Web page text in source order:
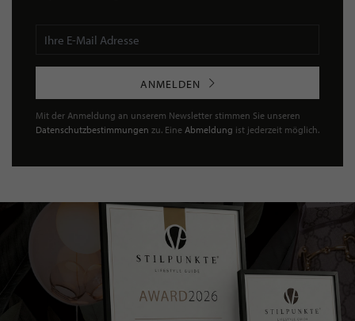
ANMELDEN
Mit der Anmeldung an unserem Newsletter stimmen Sie unseren
Datenschutzbestimmungen zu. Eine Abmeldung ist jederzeit möglich.